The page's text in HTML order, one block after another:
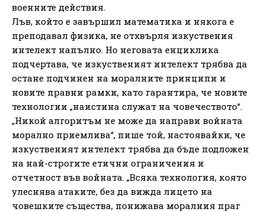
военните действия.
Лъв, който е завършил математика и някога е
преподавал физика, не отхвърля изкуствения
интелект напълно. Но неговата енциклика
подчертава, че изкуственият интелект трябва да
остане подчинен на моралните принципи и
новите правни рамки, като гарантира, че новите
технологии „наистина служат на човечеството“.
„Никой алгоритъм не може да направи войната
морално приемлива“, пише той, настоявайки, че
изкуственият интелект трябва да бъде подложен
на най-строгите етични ограничения и
отчетност във войната. „Всяка технология, която
улеснява атаките, без да вижда лицето на
човешките същества, понижава моралния праг